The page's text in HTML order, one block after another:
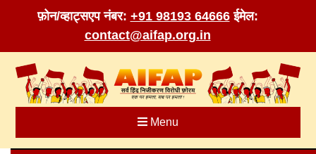
फ़ोन/व्हाट्सएप नंबर: +91 98193 64666 ईमेल:
contact@aifap.org.in
content
Menu